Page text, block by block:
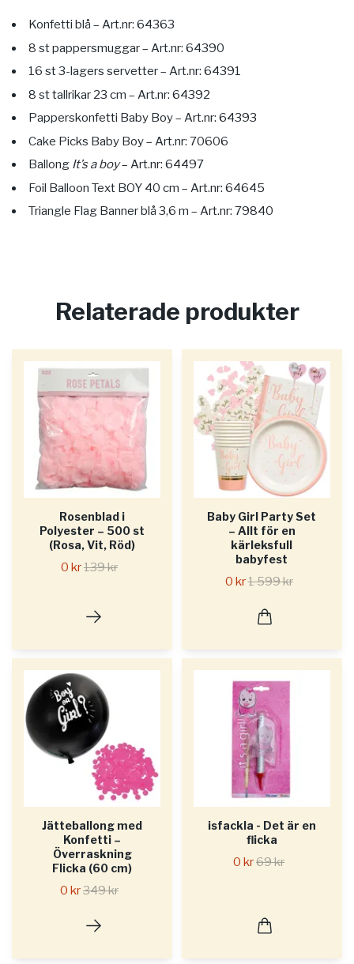
Konfetti blå – Art.nr: 64363
8 st pappersmuggar – Art.nr: 64390
16 st 3-lagers servetter – Art.nr: 64391
8 st tallrikar 23 cm – Art.nr: 64392
Papperskonfetti Baby Boy – Art.nr: 64393
Cake Picks Baby Boy – Art.nr: 70606
Ballong It’s a boy– Art.nr: 64497
Foil Balloon Text BOY 40 cm – Art.nr: 64645
Triangle Flag Banner blå 3,6 m – Art.nr: 79840
Relaterade produkter
Rosenblad i
Polyester – 500 st
(Rosa, Vit, Röd)
0 kr139 kr
Baby Girl Party Set
– Allt för en
kärleksfull
babyfest
0 kr1 599 kr
Jätteballong med
Konfetti –
Överraskning
Flicka (60 cm)
0 kr349 kr
isfackla - Det är en
flicka
0 kr69 kr